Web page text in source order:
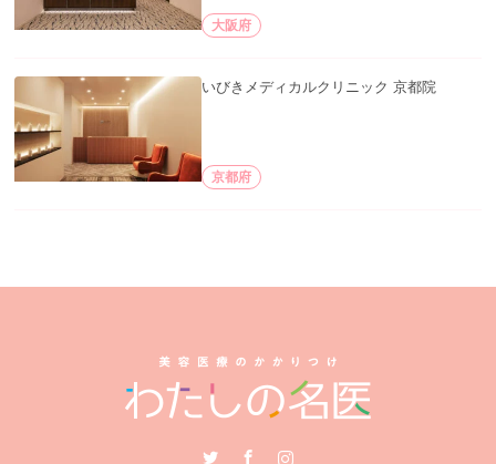
大阪府
いびきメディカルクリニック 京都院
京都府